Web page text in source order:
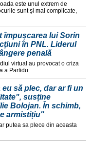
este unul extrem de
sunt și mai complicate,
împușcarea lui Sorin
în PNL. Liderul
penală
virtual au provocat o criza
a Partidu ...
să plec, dar ar fi un
susține
Bolojan. În schimb,
armistițiu"
putea sa plece din aceasta